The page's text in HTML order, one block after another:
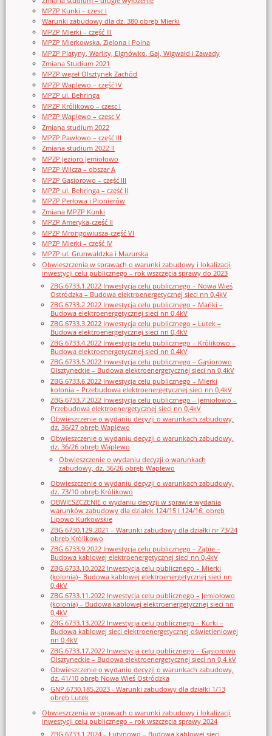
MPZP Kunki – czesc I
Warunki zabudowy dla dz. 380 obręb Mierki
MPZP Mierki – część III
MPZP Mierkowska, Zielona i Polna
MPZP Platyny, Warlity, Elgnówko, Gaj, Wigwałd i Zawady
Zmiana Studium 2021
MPZP węzeł Olsztynek Zachód
MPZP Waplewo – część IV
MPZP ul. Behringa
MPZP Królikowo – czesc I
MPZP Waplewo – czesc V
Zmiana studium 2022
MPZP Pawłowo – część III
Zmiana studium 2022 II
MPZP jezioro Jemiołowo
MPZP Wilcza – obszar A
MPZP Gąsiorowo – część III
MPZP ul. Behringa – część II
MPZP Perłowa i Pionierów
Zmiana MPZP Kunki
MPZP Ameryka-część II
MPZP Mrongowiusza-część VI
MPZP Mierki – część IV
MPZP ul. Grunwaldzka i Mazurska
Obwieszczenia w sprawach o warunki zabudowy i lokalizacji
inwestycji celu publicznego – rok wszczęcia sprawy do 2023
ZBG.6733.1.2022 Inwestycja celu publicznego – Nowa Wieś
Ostródzka – Budowa elektroenergetycznej sieci nn 0,4kV
ZBG.6733.2.2022 Inwestycja celu publicznego – Mańki –
Budowa elektroenergetycznej sieci nn 0,4kV
ZBG.6733.3.2022 Inwestycja celu publicznego – Lutek –
Budowa elektroenergetycznej sieci nn 0,4kV
ZBG.6733.4.2022 Inwestycja celu publicznego – Królikowo –
Budowa elektroenergetycznej sieci nn 0,4kV
ZBG.6733.5.2022 Inwestycja celu publicznego – Gąsiorowo
Olsztyneckie – Budowa elektroenergetycznej sieci nn 0,4kV
ZBG.6733.6.2022 Inwestycja celu publicznego – Mierki
kolonia – Przebudowa elektroenergetycznej sieci nn 0,4kV
ZBG.6733.7.2022 Inwestycja celu publicznego – Jemiołowo –
Przebudowa elektroenergetycznej sieci nn 0,4kV
Obwieszczenie o wydaniu decyzji o warunkach zabudowy,
dz. 36/27 obręb Waplewo
Obwieszczenie o wydaniu decyzji o warunkach zabudowy,
dz. 36/26 obręb Waplewo
Obwieszczenie o wydaniu decyzji o warunkach
zabudowy, dz. 36/26 obręb Waplewo
Obwieszczenie o wydaniu decyzji o warunkach zabudowy,
dz. 73/10 obręb Królikowo
OBWIESZCZENIE o wydaniu decyzji w sprawie wydania
warunków zabudowy dla działek 124/15 i 124/16, obręb
Lipowo Kurkowskie
ZBG.6730.129.2021 – Warunki zabudowy dla działki nr 73/24
obręb Królikowo
ZBG.6733.9.2022 Inwestycja celu publicznego – Ząbie –
Budowa kablowej elektroenergetycznej sieci nn 0,4kV
ZBG.6733.10.2022 Inwestycja celu publicznego – Mierki
(kolonia)– Budowa kablowej elektroenergetycznej sieci nn
0,4kV
ZBG.6733.11.2022 Inwestycja celu publicznego – Jemiołowo
(kolonia) – Budowa kablowej elektroenergetycznej sieci nn
0,4kV
ZBG.6733.13.2022 Inwestycja celu publicznego – Kurki –
Budowa kablowej sieci elektroenergetycznej oświetleniowej
nn 0,4kV
ZBG.6733.17.2022 Inwestycja celu publicznego – Gąsiorowo
Olsztyneckie – Budowa elektroenergetycznej sieci nn 0,4 kV
Obwieszczenie o wydaniu decyzji o warunkach zabudowy,
dz. 41/10 obręb Nowa Wieś Ostródzka
GNP.6730.185.2023 - Warunki zabudowy dla działki 1/13
obręb Lutek
Obwieszczenia w sprawach o warunki zabudowy i lokalizacji
inwestycji celu publicznego – rok wszczęcia sprawy 2024
ZBG.6733.1.2024 – Łutynowo – Budowa kablowej sieci